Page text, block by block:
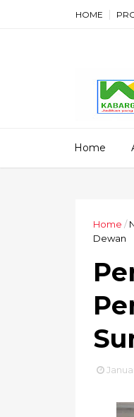
HOME
Home
Home /
Dewan